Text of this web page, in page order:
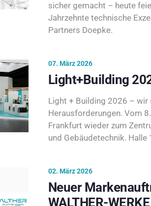
sicher gemacht – heute
Jahrzehnte technische
Partners Doepke.
07. März 2026
Light+Building
Light + Building 2026 – wir
Herausforderungen. Vom
Frankfurt wieder zum
und Gebäudetechnik. Halle
02. März 2026
Neuer
WALTHER-